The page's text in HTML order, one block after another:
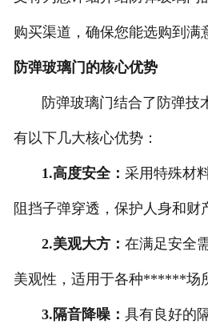
购买渠道，确保您能选购到满
防弹玻璃门的核心优势
防弹玻璃门结合了防弹技
有以下几大核心优势：
1.高度安全： 采用特殊材
阻挡子弹穿透，保护人身和财
2.美观大方： 在满足安全
美观性，适用于各种******场
3.隔音降噪： 具有良好的